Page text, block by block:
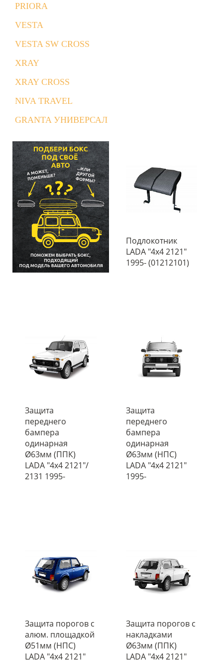
PRIORA
VESTA
VESTA SW CROSS
XRAY
XRAY CROSS
NIVA TRAVEL
GRANTA УНИВЕРСАЛ
Подлокотник
LADA "4х4 2121"
1995- (01212101)
Защита
переднего
бампера
одинарная
Ø63мм (ППК)
LADA "4х4 2121"/
2131 1995-
Защита
переднего
бампера
одинарная
Ø63мм (НПС)
LADA "4х4 2121"
1995-
Защита порогов с
алюм. площадкой
Ø51мм (НПС)
LADA "4х4 2121"
Защита порогов с
накладками
Ø63мм (ППК)
LADA "4х4 2121"